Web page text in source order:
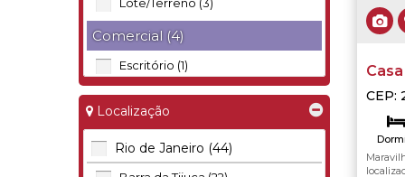
Comercial (4)
Escritório (1)
Loja (2)
Salas Comerciais (1)
Rural (1)
Sítio (1)
Localização
Rio de Janeiro (44)
CEP: